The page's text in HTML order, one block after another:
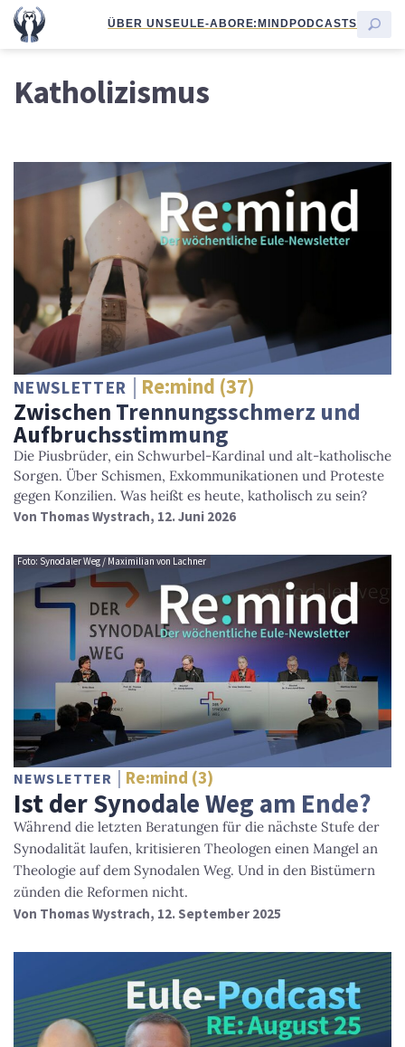
ÜBER UNSEULE-ABORE:MINDPODCASTS
Katholizismus
NEWSLETTER Re:mind (37)
Zwischen Trennungsschmerz und
Aufbruchsstimmung
Die Piusbrüder, ein Schwurbel-Kardinal und alt-katholische
Sorgen. Über Schismen, Exkommunikationen und Proteste
gegen Konzilien. Was heißt es heute, katholisch zu sein?
Von Thomas Wystrach, 12. Juni 2026
Foto: Synodaler Weg / Maximilian von Lachner
NEWSLETTER Re:mind (3)
Ist der Synodale Weg am Ende?
Während die letzten Beratungen für die nächste Stufe der
Synodalität laufen, kritisieren Theologen einen Mangel an
Theologie auf dem Synodalen Weg. Und in den Bistümern
zünden die Reformen nicht.
Von Thomas Wystrach, 12. September 2025